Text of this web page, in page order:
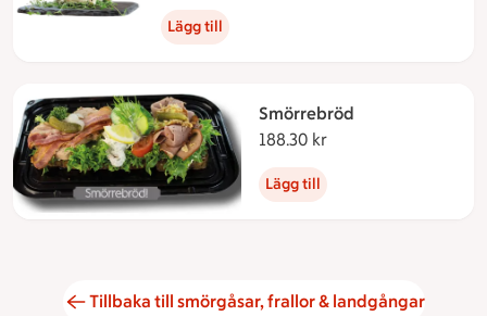
Lägg till
Smörrebröd
188.30 kr
Lägg till
Tillbaka till smörgåsar, frallor & landgångar